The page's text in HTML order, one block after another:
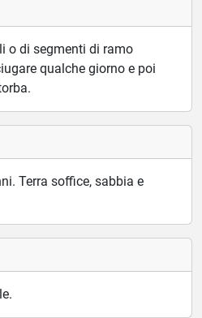
o di segmenti di ramo
qualche giorno e poi
Terra soffice, sabbia e